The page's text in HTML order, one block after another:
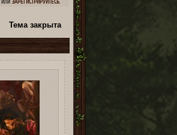
ИЛИ ЗАРЕГИСТРИРУЙТЕСЬ.
Тема закрыта